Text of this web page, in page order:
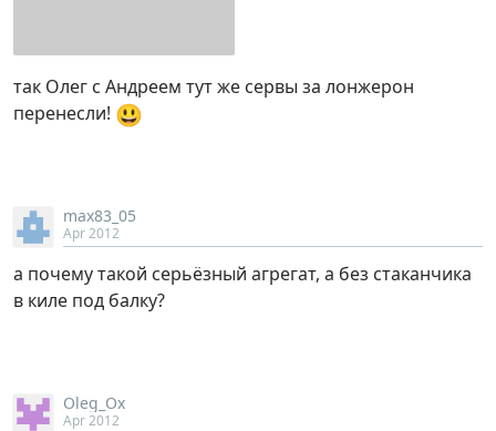
так Олег с Андреем тут же сервы за лонжерон
перенесли! 😃
max83_05
Apr 2012
а почему такой серьёзный агрегат, а без стаканчика
в киле под балку?
Oleg_Ox
Apr 2012